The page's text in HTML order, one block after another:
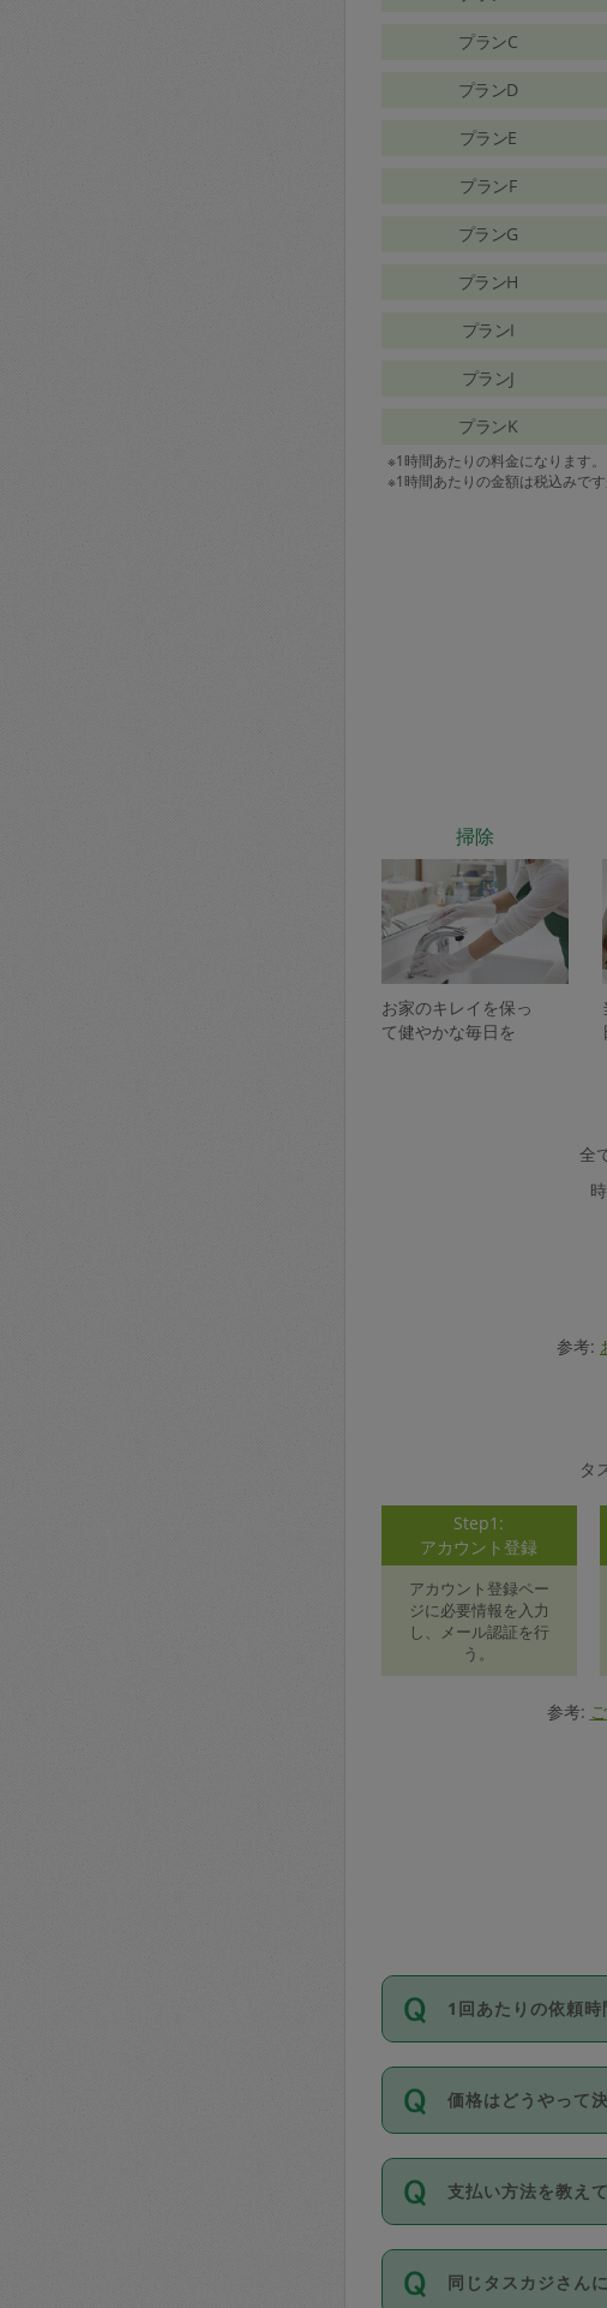
プランC
プランD
プランE
プランF
プランG
プランH
プランI
プランJ
プランK
※1時間あたりの料金になります。
※1時間あたりの金額は税込みで
掃除
お家のキレイを保っ
て健やかな毎日を
全
参考:
タ
Step1:
アカウント登録
アカウント登録ペー
ジに必要情報を入力
し、メール認証を行
う。
参考:
1回あたりの依頼
依頼1回につき3時
い。機能をご利用
が必要です。なお
価格はどうやって
11種類の価格帯の
タスカジさんの価
除々に設定可能な
支払い方法を教え
お支払方法はクレ
Club）のみとなり
同じタスカジさん